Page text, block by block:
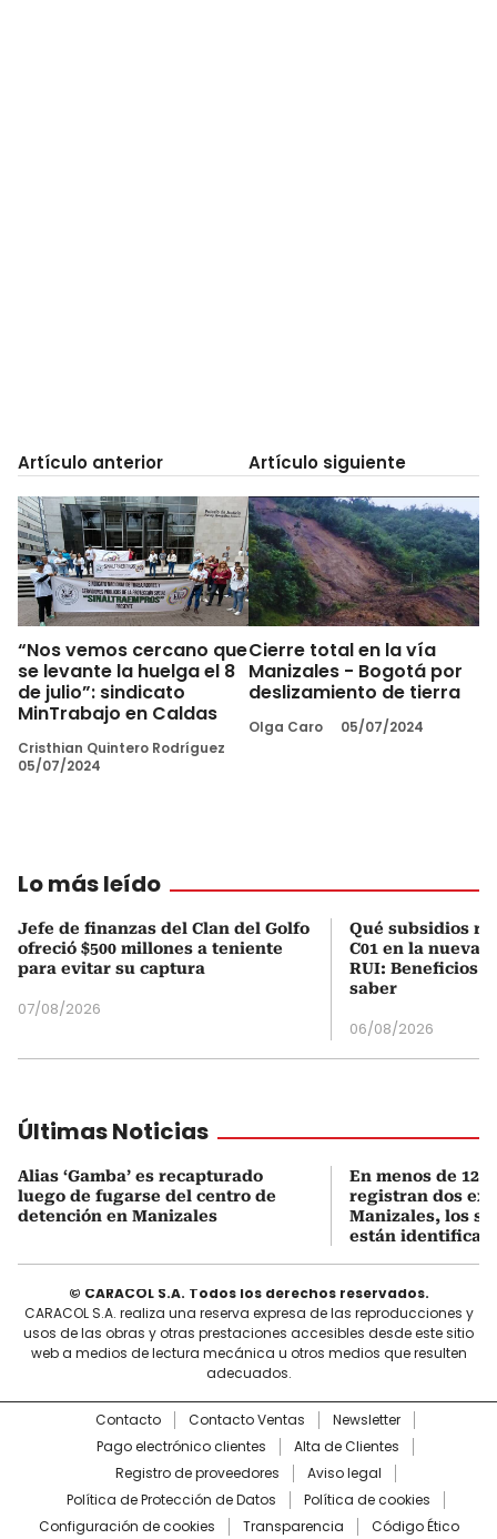
Artículo anterior
“Nos vemos cercano que
se levante la huelga el 8
de julio”: sindicato
MinTrabajo en Caldas
Cristhian Quintero Rodríguez
05/07/2024
Artículo siguiente
Cierre total en la vía
Manizales - Bogotá por
deslizamiento de tierra
Olga Caro 05/07/2024
Lo más leído
Jefe de finanzas del Clan del Golfo
ofreció $500 millones a teniente
para evitar su captura
07/08/2026
Qué subsidios
C01 en la nueva
RUI: Beneficios
saber
06/08/2026
Últimas Noticias
Alias ‘Gamba’ es recapturado
luego de fugarse del centro de
detención en Manizales
En menos de 12
registran dos
Manizales, los
están
© CARACOL S.A. Todos los derechos reservados.
CARACOL S.A. realiza una reserva expresa de las reproducciones y
usos de las obras y otras prestaciones accesibles desde este sitio
web a medios de lectura mecánica u otros medios que resulten
adecuados.
Contacto Contacto Ventas
Newsletter
Pago electrónico clientes
Alta de Clientes
Registro de proveedores
Aviso legal
Política de Protección de Datos
Política de cookies
Configuración de cookies
Transparencia Código Ético